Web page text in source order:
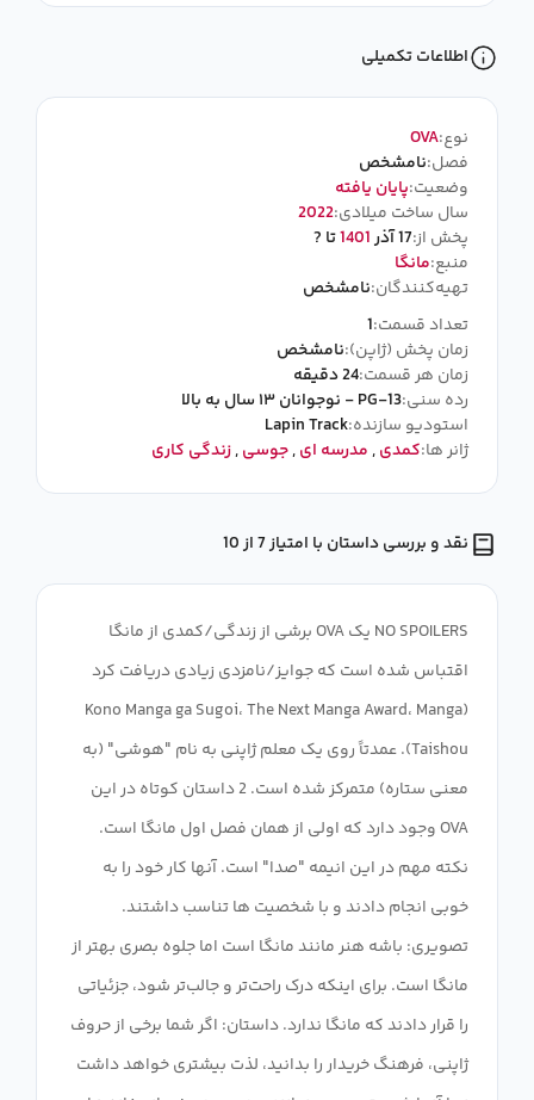
اطلاعات تکمیلی
نوع:OVA
فصل:نامشخص
وضعیت:پایان یافته
سال ساخت میلادی:2022
پخش از:17 آذر 1401تا ?
منبع:مانگا
تهیه‌کنندگان:نامشخص
تعداد قسمت:1
زمان پخش (ژاپن):نامشخص
زمان هر قسمت:24 دقیقه
رده سنی:PG-13 - نوجوانان ۱۳ سال به بالا
استودیو سازنده:Lapin Track
ژانر ها:کمدی,مدرسه ای,جوسی,زندگی کاری
نقد و بررسی داستان با امتیاز 7 از 10
NO SPOILERS یک OVA برشی از زندگی/کمدی از مانگا
اقتباس شده است که جوایز/نامزدی زیادی دریافت کرد
(Kono Manga ga Sugoi، The Next Manga Award، Manga
Taishou). عمدتاً روی یک معلم ژاپنی به نام "هوشی" (به
معنی ستاره) متمرکز شده است. 2 داستان کوتاه در این
OVA وجود دارد که اولی از همان فصل اول مانگا است.
نکته مهم در این انیمه "صدا" است. آنها کار خود را به
خوبی انجام دادند و با شخصیت ها تناسب داشتند.
تصویری: باشه هنر مانند مانگا است اما جلوه بصری بهتر از
مانگا است. برای اینکه درک راحت‌تر و جالب‌تر شود، جزئیاتی
را قرار دادند که مانگا ندارد. داستان: اگر شما برخی از حروف
ژاپنی، فرهنگ خریدار را بدانید، لذت بیشتری خواهد داشت